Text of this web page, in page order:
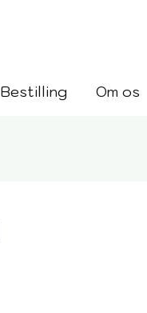
Bestilling Om os